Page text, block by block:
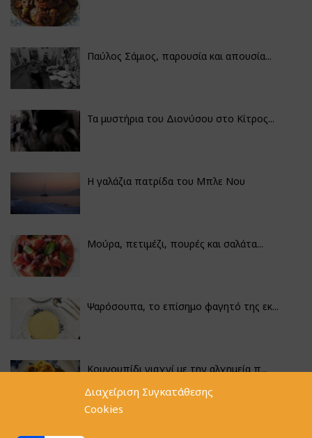
Διαχείριση Συγκατάθεσης
Cookies
Παύλος Σάμιος, παρουσία και απουσία...
Τα μυστήρια του Διονύσου στο Κίτρος...
Η γαλάζια πατρίδα του Μπλε Νου
Μούρα, πετιμέζι, πουρές και σαλάτα...
Ψαρόσουπα, το επίσημο φαγητό της εκ...
Κουνουπίδι γιαχνί με την αλχημεία π...